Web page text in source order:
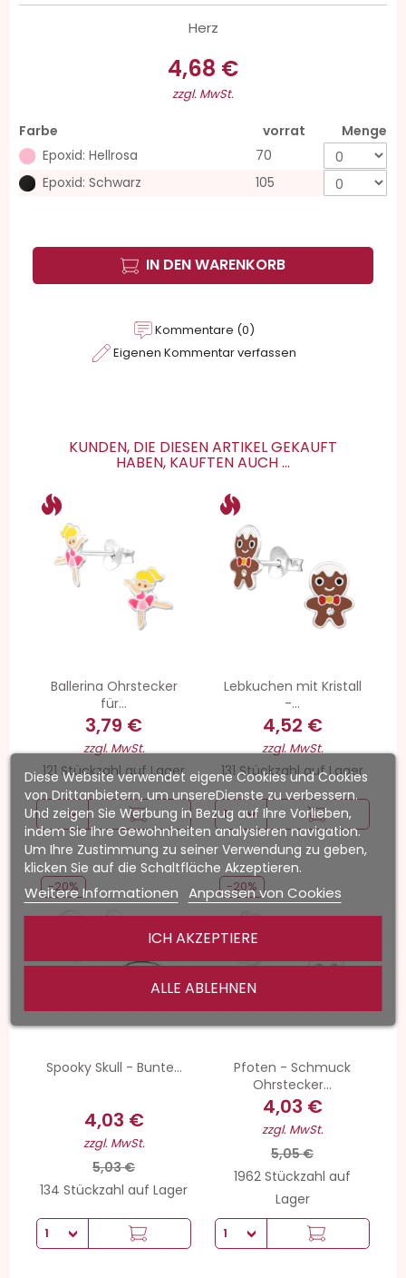
Herz
4,68 €
zzgl. MwSt.
Farbe vorrat
Menge
Epoxid: Hellrosa
70
Epoxid: Schwarz
105
IN DEN WARENKORB
Kommentare (0)
Eigenen Kommentar verfassen
KUNDEN, DIE DIESEN ARTIKEL GEKAUFT
HABEN, KAUFTEN AUCH ...
Ballerina Ohrstecker
für...
3,79 €
zzgl. MwSt.
121 Stückzahl auf Lager
Lebkuchen mit Kristall
-...
4,52 €
zzgl. MwSt.
131 Stückzahl auf Lager
Spooky Skull - Bunte...
4,03 €
zzgl. MwSt.
5,03 €
134 Stückzahl auf Lager
-20%
Pfoten - Schmuck
Ohrstecker...
4,03 €
zzgl. MwSt.
5,05 €
1962 Stückzahl auf
Lager
-20%
Diese Website verwendet eigene Cookies und Cookies
von Drittanbietern, um unsereDienste zu verbessern.
Und zeigen Sie Werbung in Bezug auf Ihre Vorlieben,
indem Sie Ihre Gewohnheiten analysieren navigation.
Um Ihre Zustimmung zu seiner Verwendung zu geben,
klicken Sie auf die Schaltfläche Akzeptieren.
Weitere Informationen Anpassen von Cookies
ALLE ABLEHNEN
ICH AKZEPTIERE